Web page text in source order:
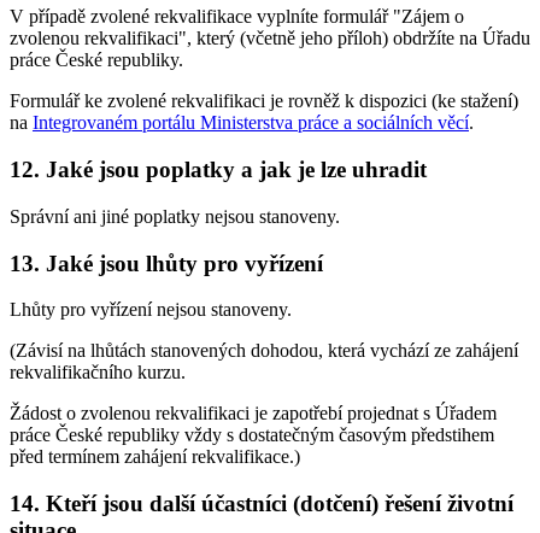
V případě zvolené rekvalifikace vyplníte formulář "Zájem o
zvolenou rekvalifikaci", který (včetně jeho příloh) obdržíte na Úřadu
práce České republiky.
Formulář ke zvolené rekvalifikaci je rovněž k dispozici (ke stažení)
na Integrovaném portálu Ministerstva práce a sociálních věcí.
12. Jaké jsou poplatky a jak je lze uhradit
Správní ani jiné poplatky nejsou stanoveny.
13. Jaké jsou lhůty pro vyřízení
Lhůty pro vyřízení nejsou stanoveny.
(Závisí na lhůtách stanovených dohodou, která vychází ze zahájení
rekvalifikačního kurzu.
Žádost o zvolenou rekvalifikaci je zapotřebí projednat s Úřadem
práce České republiky vždy s dostatečným časovým předstihem
před termínem zahájení rekvalifikace.)
14. Kteří jsou další účastníci (dotčení) řešení životní